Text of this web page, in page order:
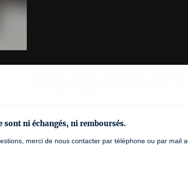
sont ni échangés, ni remboursés.
merci de nous contacter par téléphone ou par mail